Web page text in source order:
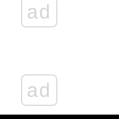
ad
ad